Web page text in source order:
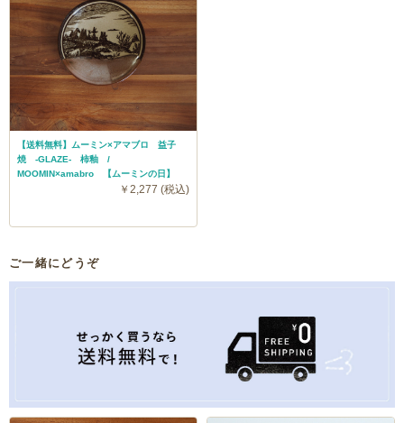
【送料無料】ムーミン×アマブロ 益子
焼 -GLAZE- 柿釉 /
MOOMIN×amabro 【ムーミンの日】
￥2,277 (税込)
ご一緒にどうぞ